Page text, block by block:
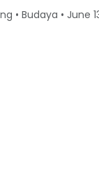
• Budaya • June